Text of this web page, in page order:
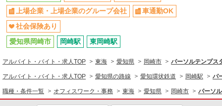
上場企業・上場企業のグループ会社
車通勤OK
社会保険あり
愛知県岡崎市
岡崎駅 東岡崎駅
アルバイト・バイト・求人TOP 東海 愛知県 岡崎市 パーソルテンプス
アルバイト・バイト・求人TOP 愛知県の路線 愛知環状鉄道 岡崎駅 パ
職種・条件一覧 オフィスワーク・事務 東海 愛知県 岡崎市 パーソ